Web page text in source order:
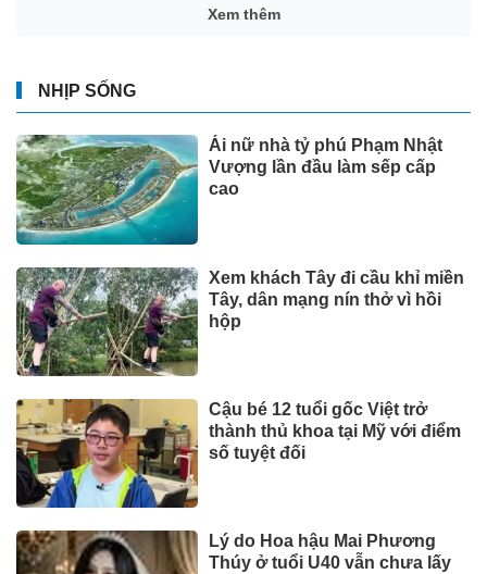
Xem thêm
NHỊP SỐNG
Ái nữ nhà tỷ phú Phạm Nhật
Vượng lần đầu làm sếp cấp
cao
Xem khách Tây đi cầu khỉ miền
Tây, dân mạng nín thở vì hồi
hộp
Cậu bé 12 tuổi gốc Việt trở
thành thủ khoa tại Mỹ với điểm
số tuyệt đối
Lý do Hoa hậu Mai Phương
Thúy ở tuổi U40 vẫn chưa lấy